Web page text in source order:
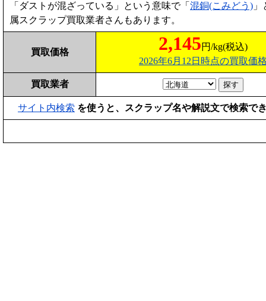
「ダストが混ざっている」という意味で「 混銅(こみどう)
属スクラップ買取業者さんもあります。
買取価格 2,145円/kg(税込)
2026年6月12日時点の買取価
買取業者
サイト内検索 を使うと、スクラップ名や解説文で検索で